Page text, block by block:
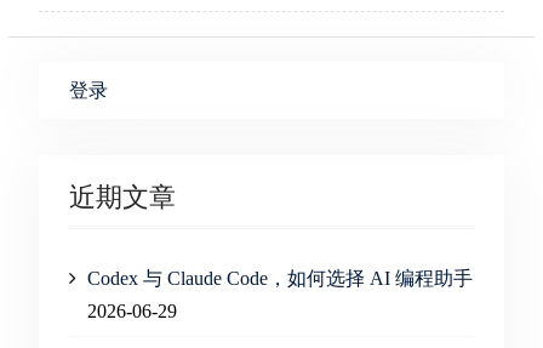
登录
近期文章
Codex 与 Claude Code，如何选择 AI 编程助手
2026-06-29